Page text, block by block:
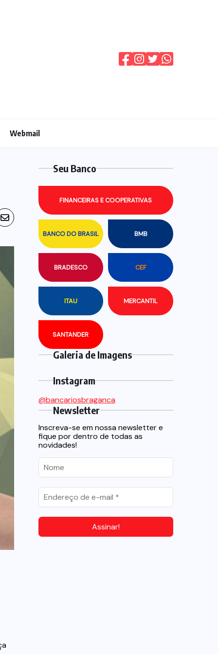
Webmail
Seu Banco
BANCO DO BRASIL BMB
BRADESCO CEF
FINANCEIRAS E COOPERATIVAS
ITAU MERCANTIL
SANTANDER
Galeria de Imagens
Instagram
@bancariosbraganca
Newsletter
Inscreva-se em nossa newsletter e
fique por dentro de todas as
novidades!